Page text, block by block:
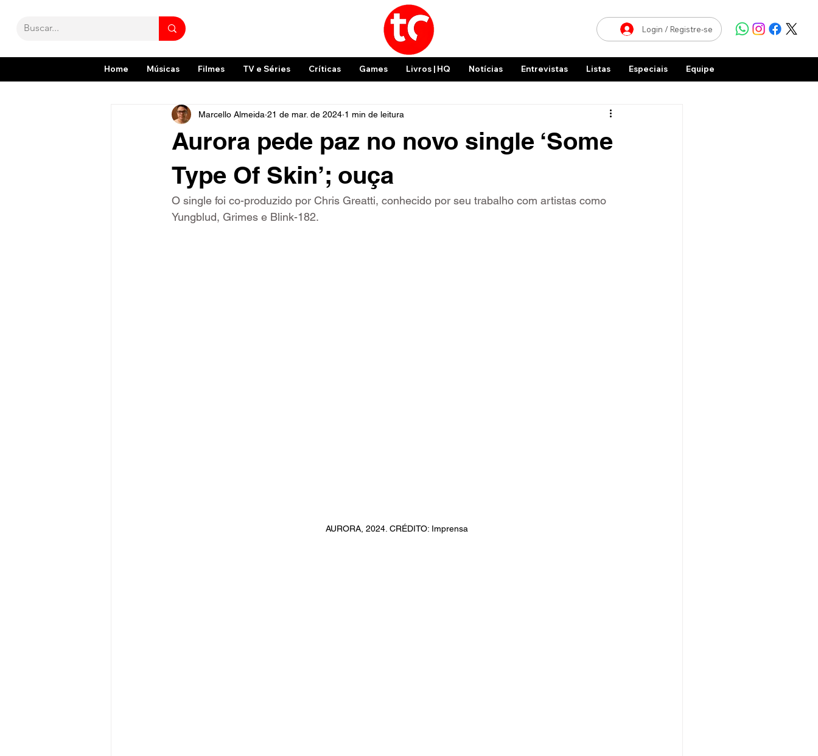
Login / Registre-se
Home Músicas Filmes TV e Séries Críticas Games Livros | HQ Notícias Entrevistas Listas Especiais Equipe
Aurora pede paz no novo single ‘Some
Type Of Skin’; ouça
Marcello Almeida 21 de mar. de 2024 1 min de leitura
O single foi co-produzido por Chris Greatti, conhecido por seu trabalho com artistas como
Yungblud, Grimes e Blink-182.
AURORA, 2024. CRÉDITO: Imprensa